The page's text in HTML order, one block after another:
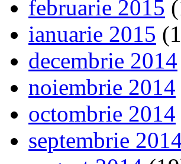
februarie 2015
ianuarie 2015
decembrie 2014
noiembrie 2014
octombrie 2014
septembrie